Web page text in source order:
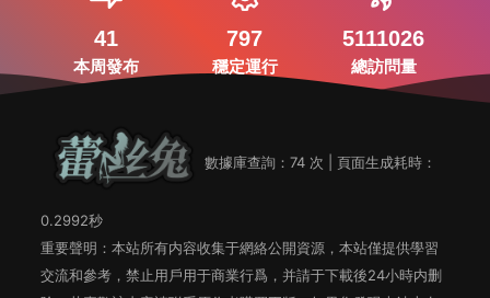
41
本周發布
797
穩定運行
5111026
總訪問量
數據庫查詢：74 次 | 頁面生成耗時：
0.2992秒
重要聲明：本站所有内容收集于網絡公開資源，本站僅提供學習
交流和參考，禁止用戶用于商業行爲，并請于下載後24小時内删